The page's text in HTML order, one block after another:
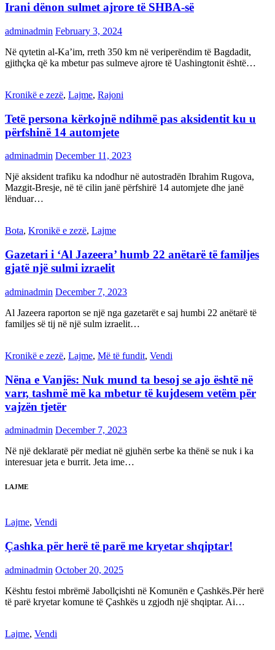
Irani dënon sulmet ajrore të SHBA-së
adminadmin February 3, 2024
Në qytetin al-Ka’im, rreth 350 km në veriperëndim të Bagdadit,
gjithçka që ka mbetur pas sulmeve ajrore të Uashingtonit është…
Kronikë e zezë, Lajme, Rajoni
Tetë persona kërkojnë ndihmë pas aksidentit ku u
përfshinë 14 automjete
adminadmin December 11, 2023
Një aksident trafiku ka ndodhur në autostradën Ibrahim Rugova,
Mazgit-Bresje, në të cilin janë përfshirë 14 automjete dhe janë
lënduar…
Bota, Kronikë e zezë, Lajme
Gazetari i ‘Al Jazeera’ humb 22 anëtarë të familjes
gjatë një sulmi izraelit
adminadmin December 7, 2023
Al Jazeera raporton se një nga gazetarët e saj humbi 22 anëtarë të
familjes së tij në një sulm izraelit…
Kronikë e zezë, Lajme, Më të fundit, Vendi
Nëna e Vanjës: Nuk mund ta besoj se ajo është në
varr, tashmë më ka mbetur të kujdesem vetëm për
vajzën tjetër
adminadmin December 7, 2023
Në një deklaratë për mediat në gjuhën serbe ka thënë se nuk i ka
interesuar jeta e burrit. Jeta ime…
LAJME
Lajme, Vendi
Çashka për herë të parë me kryetar shqiptar!
adminadmin October 20, 2025
Kështu festoi mbrëmë Jabollçishti në Komunën e Çashkës.Për herë
të parë kryetar komune të Çashkës u zgjodh një shqiptar. Ai…
Lajme, Vendi